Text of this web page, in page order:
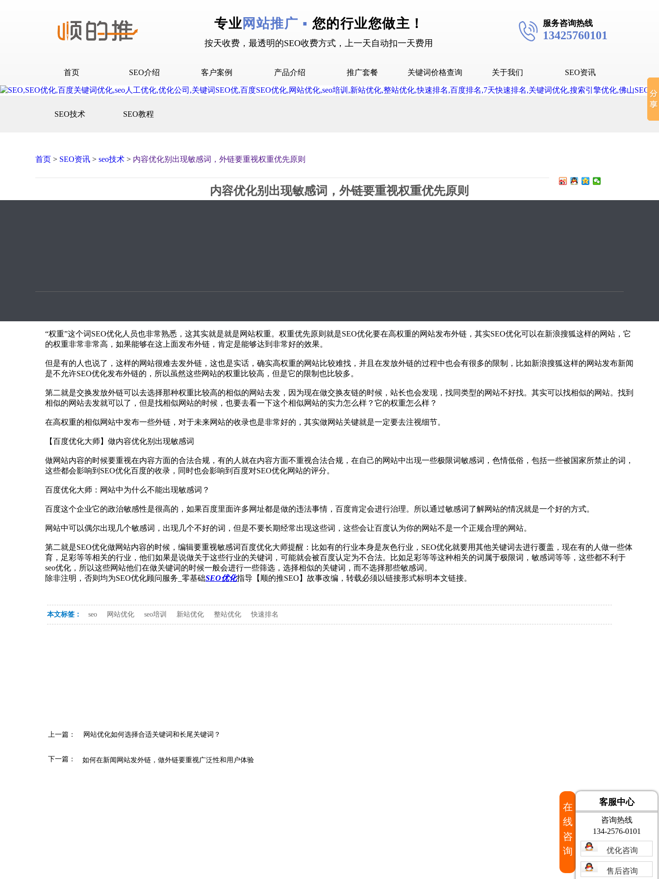
专业 网站推广 ▪ 您的行业您做主！
按天收费，最透明的SEO收费方式，上一天自动扣一天费用
服务咨询热线
13425760101
首页 SEO介绍
合作流程
客户案例
网站建设案例
产品介绍 推广套餐 关键词价格查询 关于我们 SEO资讯
SEO技术 SEO教程
首页 > SEO资讯 > seo技术 > 内容优化别出现敏感词，外链要重视权重优先原则
内容优化别出现敏感词，外链要重视权重优先原则
“权重”这个词SEO优化人员也非常熟悉，这其实就是就是网站权重。权重优先原则就是SEO优化要在高权重的网站发布外链，其实SEO优化可以在新浪搜狐这样的网站，它
的权重非常非常高，如果能够在这上面发布外链，肯定是能够达到非常好的效果。
但是有的人也说了，这样的网站很难去发外链，这也是实话，确实高权重的网站比较难找，并且在发放外链的过程中也会有很多的限制，比如新浪搜狐这样的网站发布新闻
是不允许SEO优化发布外链的，所以虽然这些网站的权重比较高，但是它的限制也比较多。
第二就是交换发放外链可以去选择那种权重比较高的相似的网站去发，因为现在做交换友链的时候，站长也会发现，找同类型的网站不好找。其实可以找相似的网站。找到
相似的网站去发就可以了，但是找相似网站的时候，也要去看一下这个相似网站的实力怎么样？它的权重怎么样？
在高权重的相似网站中发布一些外链，对于未来网站的收录也是非常好的，其实做网站关键就是一定要去注视细节。
【百度优化大师】做内容优化别出现敏感词
做网站内容的时候要重视在内容方面的合法合规，有的人就在内容方面不重视合法合规，在自己的网站中出现一些极限词敏感词，色情低俗，包括一些被国家所禁止的词，
这些都会影响到SEO优化百度的收录，同时也会影响到百度对SEO优化网站的评分。
百度优化大师：网站中为什么不能出现敏感词？
百度这个企业它的政治敏感性是很高的，如果百度里面许多网址都是做的违法事情，百度肯定会进行治理。所以通过敏感词了解网站的情况就是一个好的方式。
网站中可以偶尔出现几个敏感词，出现几个不好的词，但是不要长期经常出现这些词，这些会让百度认为你的网站不是一个正规合理的网站。
第二就是SEO优化做网站内容的时候，编辑要重视敏感词百度优化大师提醒：比如有的行业本身是灰色行业，SEO优化就要用其他关键词去进行覆盖，现在有的人做一些体
育，足彩等等相关的行业，他们如果是说做关于这些行业的关键词，可能就会被百度认定为不合法。比如足彩等等这种相关的词属于极限词，敏感词等等，这些都不利于
seo优化，所以这些网站他们在做关键词的时候一般会进行一些筛选，选择相似的关键词，而不选择那些敏感词。
除非注明，否则均为SEO优化顾问服务_零基础SEO优化指导【顺的推SEO】故事改编，转载必须以链接形式标明本文链接。
本文标签： seo 网站优化 seo培训 新站优化 整站优化 快速排名
上一篇： 网站优化如何选择合适关键词和长尾关键词？
下一篇： 如何在新闻网站发外链，做外链要重视广泛性和用户体验
在
线
咨
询
客服中心
咨询热线
134-2576-0101
优化咨询
售后咨询